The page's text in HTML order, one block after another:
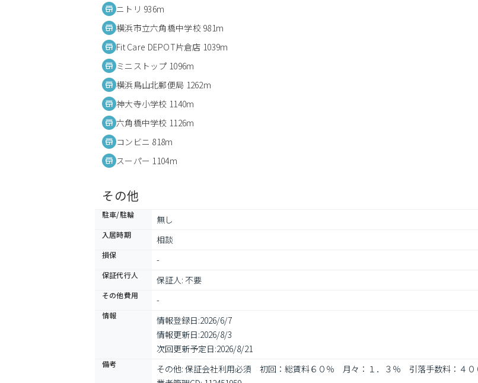
ニトリ 936m
横浜市立六角橋中学校 981m
Fit Care DEPOT片倉店 1039m
ミニストップ 1096m
横浜鳥山北郵便局 1262m
神大寺小学校 1140m
六角橋中学校 1126m
コンビニ 818m
スーパー 1104m
その他
駐車/駐輪 無し
入居時期 相談
損保 -
保証代行人 保証人: 不要
その他費用 -
情報 情報登録日:2026/6/7
情報更新日:2026/8/3
次回更新予定日:2026/8/21
備考
その他: 保証会社利用必須　初回：総賃料６０％　月々：１．３％　引落手数料：４